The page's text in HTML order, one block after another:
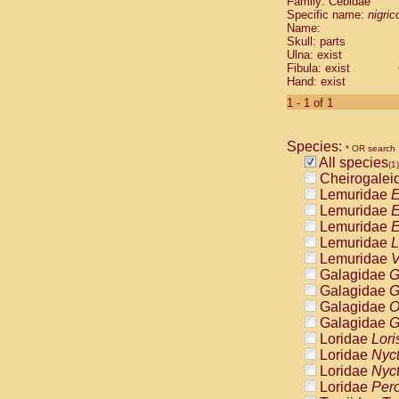
Cebidae
Cebidae
Cebidae
Cebidae
Cebidae
Cebidae
Cebidae
Cebidae
Cebidae
Cebidae
Cebidae
Cebidae
Atelidae
Atelidae
Atelidae
Atelidae
Atelidae
Atelidae
Atelidae
Atelidae
Atelidae
Atelidae
Pitheciidae
Specific name:
Name:
Skull: parts
Ulna: exist
Fibula: exist
Hand: exist
1 - 1 of 1
Species: * OR search
All species(1)
Lemuridae
Lemuridae
Lemuridae
Lemuridae
Lemuridae
Galagidae
Galagidae
Galagidae
Galagidae
Loridae
Loridae
Loridae
Loridae